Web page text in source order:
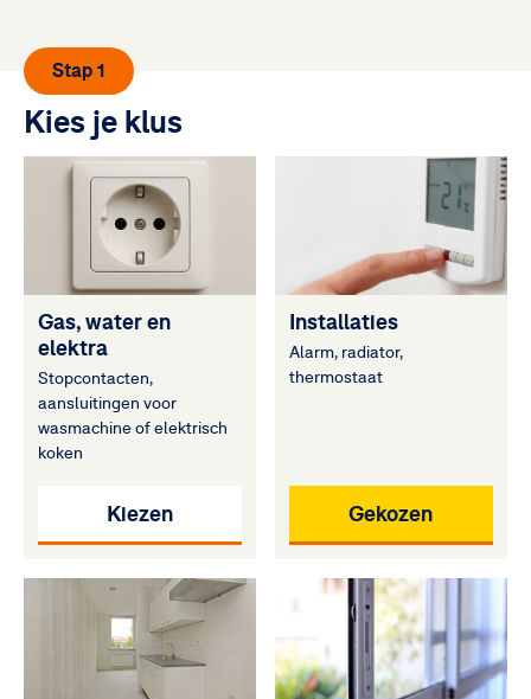
Stap 1
Kies je klus
Gas, water en
elektra
Stopcontacten,
aansluitingen voor
wasmachine of elektrisch
koken
Kiezen
Installaties
Alarm, radiator,
thermostaat
Gekozen